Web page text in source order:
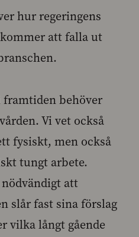
hur regeringens
att falla ut
behöver
Vi vet också
fysiskt, men också
tungt arbete.
att
slår fast sina förslag
vilka långt gående